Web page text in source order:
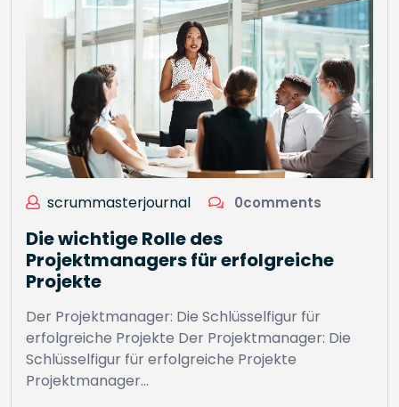
scrummasterjournal 0comments
Die wichtige Rolle des
Projektmanagers für erfolgreiche
Projekte
Der Projektmanager: Die Schlüsselfigur für
erfolgreiche Projekte Der Projektmanager: Die
Schlüsselfigur für erfolgreiche Projekte
Projektmanager…